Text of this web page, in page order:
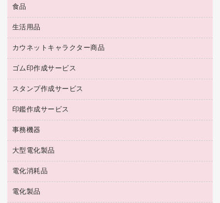
ＨＤＤ／ＳＳＤ
ディスプレイモニター
防災用品
防災用備蓄食品・飲料
台車・脚立
倉庫収納用品
作業用雑貨
梱包用品
梱包用テープ
園芸用品
ペット用品
緑茶飲料
茶葉・インスタント
紅茶・バラエティ飲料
レギュラーコーヒー
ミルク・シュガー
ソフトドリンク
コーヒーメーカー・備品
インスタントコーヒー
食品
食品
菓子
生活用品
浴室用品
台所用洗剤
掃除用品
掃除用洗剤
洗濯用品
消臭・芳香剤
殺虫剤
飲食用消耗品
カウネットキャラクター商品
カウネットキャラクター商品
ゴム印作成サービス
ゴム印作成サービス
ゴム印（一行印）作成サービス
ゴム印（フリーサイズ印）作成サービス
スタンプ作成サービス
シヤチハタスタンプ作成サービス
カウネットスタンプ作成サービス
印鑑作成サービス
印鑑作成サービス
事務機器
大型シュレッダー（共配）
レーザーポインター
ラミネートフィルム
ラミネータ
大型電化製品
冷蔵庫・キッチン・調理家電
テレビ・ＡＶ機器
電化消耗品
電球・蛍光灯
電化製品